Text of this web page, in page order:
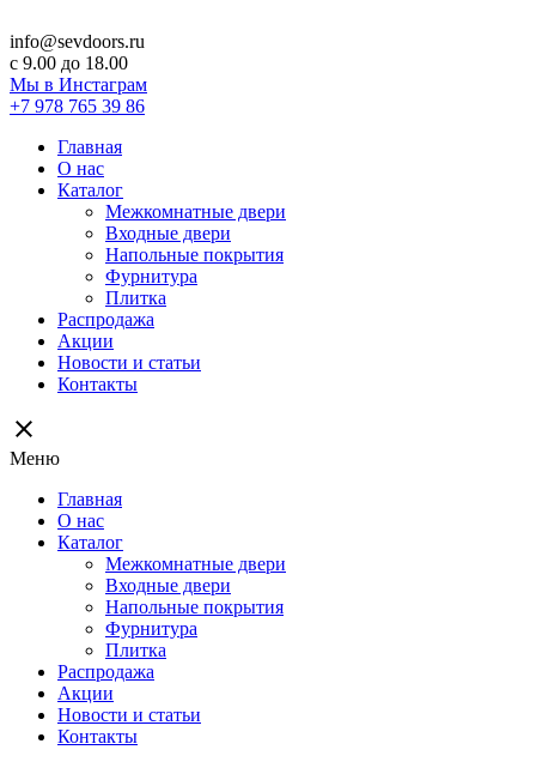
info@sevdoors.ru
c 9.00 до 18.00
Мы в Инстаграм
+7 978 765 39 86
Главная
О нас
Каталог
Межкомнатные двери
Входные двери
Напольные покрытия
Фурнитура
Плитка
Распродажа
Акции
Новости и статьи
Контакты
close
Меню
Главная
О нас
Каталог
Межкомнатные двери
Входные двери
Напольные покрытия
Фурнитура
Плитка
Распродажа
Акции
Новости и статьи
Контакты